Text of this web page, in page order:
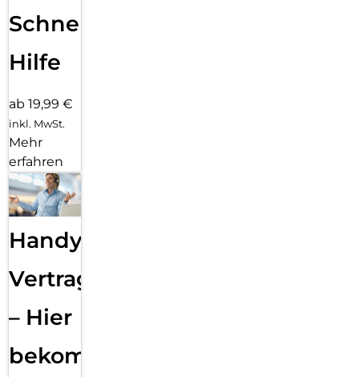
Schnelle
Hilfe
ab 19,99 €
inkl. MwSt.
Mehr
erfahren
Handy
Vertragsabwicklung
– Hier
bekommst